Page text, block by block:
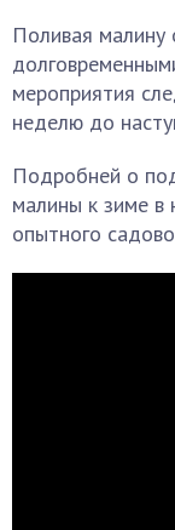
Поливая малину
мероприятия
неделю до
Подробней о
малины к зиме в
опытного